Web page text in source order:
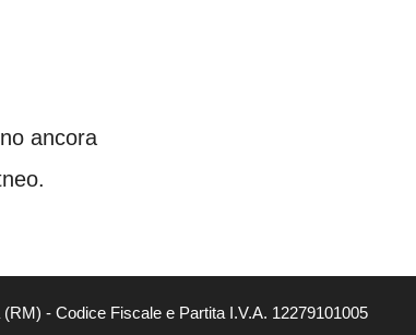
ancora
- Codice Fiscale e Partita I.V.A. 12279101005